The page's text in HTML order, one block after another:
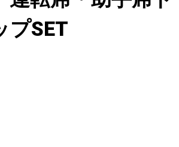
SET